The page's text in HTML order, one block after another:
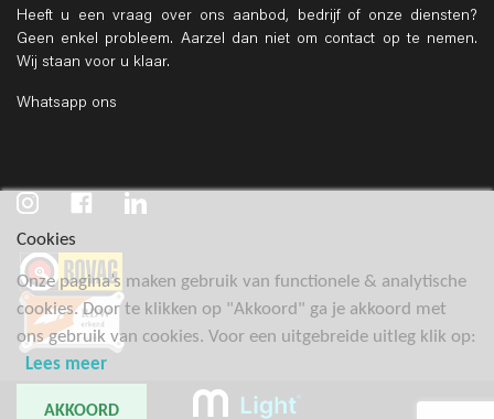
Heeft u een vraag over ons aanbod, bedrijf of onze diensten?
Geen enkel probleem. Aarzel dan niet om contact op te nemen.
Wij staan voor u klaar.
Whatsapp ons
Cookies
Onze pagina’s maken gebruik van functionele & analytische
cookies. Door te klikken op "Akkoord" ga je akkoord met
ons gebruik van cookies. Voor een uitgebreide uitleg klik op:
Lees meer
AKKOORD